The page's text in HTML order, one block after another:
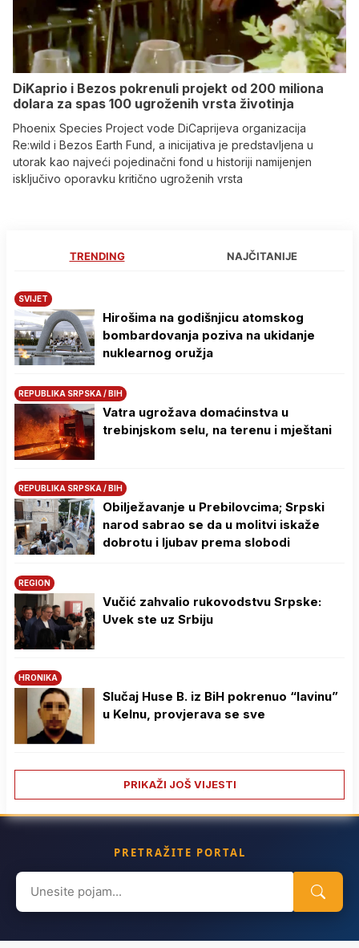
DiKaprio i Bezos pokrenuli projekt od 200 miliona
dolara za spas 100 ugroženih vrsta životinja
Phoenix Species Project vode DiCaprijeva organizacija
Re:wild i Bezos Earth Fund, a inicijativa je predstavljena u
utorak kao najveći pojedinačni fond u historiji namijenjen
isključivo oporavku kritično ugroženih vrsta
TRENDING NAJČITANIJE
SVIJET
Hirošima na godišnjicu atomskog
bombardovanja poziva na ukidanje
nuklearnog oružja
REPUBLIKA SRPSKA / BIH
Vatra ugrožava domaćinstva u
trebinjskom selu, na terenu i mještani
REPUBLIKA SRPSKA / BIH
Obilježavanje u Prebilovcima; Srpski
narod sabrao se da u molitvi iskaže
dobrotu i ljubav prema slobodi
REGION
Vučić zahvalio rukovodstvu Srpske:
Uvek ste uz Srbiju
HRONIKA
Slučaj Huse B. iz BiH pokrenuo “lavinu”
u Kelnu, provjerava se sve
PRIKAŽI JOŠ VIJESTI
PRETRAŽITE PORTAL
Search
for: